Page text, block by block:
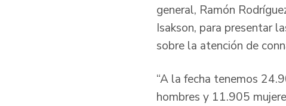
general, Ramón
Isakson, para presentar
sobre la atención de
“A la fecha tenemos
hombres y 11.905